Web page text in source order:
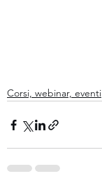
Corsi, webinar, eventi